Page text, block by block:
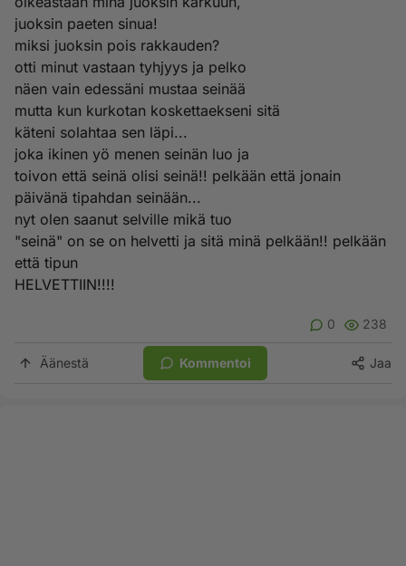
juoksin paeten sinua!
miksi juoksin pois rakkauden?
otti minut vastaan tyhjyys ja pelko
näen vain edessäni mustaa seinää
mutta kun kurkotan koskettaekseni sitä
käteni solahtaa sen läpi...
joka ikinen yö menen seinän luo ja
toivon että seinä olisi seinä!! pelkään että jonain
päivänä tipahdan seinään...
nyt olen saanut selville mikä tuo
"seinä" on se on helvetti ja sitä minä pelkään!! pelkään
että tipun
HELVETTIIN!!!!
0 238
Äänestä Kommentoi Jaa